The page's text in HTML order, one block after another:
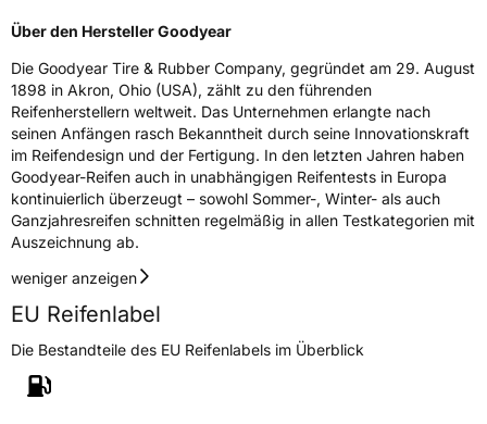
Über den Hersteller Goodyear
Die Goodyear Tire & Rubber Company, gegründet am 29. August
1898 in Akron, Ohio (USA), zählt zu den führenden
Reifenherstellern weltweit. Das Unternehmen erlangte nach
seinen Anfängen rasch Bekanntheit durch seine Innovationskraft
im Reifendesign und der Fertigung. In den letzten Jahren haben
Goodyear-Reifen auch in unabhängigen Reifentests in Europa
kontinuierlich überzeugt – sowohl Sommer-, Winter- als auch
Ganzjahresreifen schnitten regelmäßig in allen Testkategorien mit
Auszeichnung ab.
weniger anzeigen
EU Reifenlabel
Die Bestandteile des EU Reifenlabels im Überblick